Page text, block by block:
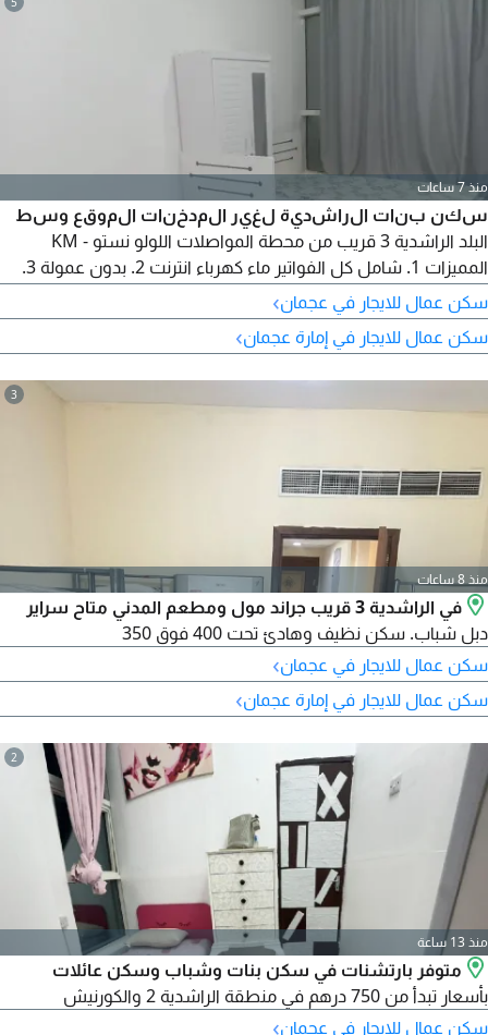
منذ 7 ساعات
سكن بنات الراشدية لغير المدخنات الموقع وسط
البلد الراشدية 3 قريب من محطة المواصلات اللولو نستو - KM
المميزات 1. شامل كل الفواتير ماء كهرباء انترنت 2. بدون عمولة 3.
للتواصل واتساب ومكالمات
سكن عمال للايجار في عجمان›
سكن عمال للايجار في إمارة عجمان›
3
منذ 8 ساعات
في الراشدية 3 قريب جراند مول ومطعم المدني متاح سراير
دبل شباب. سكن نظيف وهادئ تحت 400 فوق 350
سكن عمال للايجار في عجمان›
سكن عمال للايجار في إمارة عجمان›
2
منذ 13 ساعة
متوفر بارتشنات في سكن بنات وشباب وسكن عائلات
بأسعار تبدأ من 750 درهم في منطقة الراشدية 2 والكورنيش
سكن عمال للايجار في عجمان›